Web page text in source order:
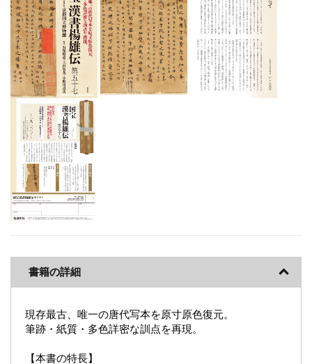
書籍の詳細
現存最古、唯一の唐代写本を原寸原色復元。
筆跡・紙質・多色詳密な訓点を再現。
【本書の特長】